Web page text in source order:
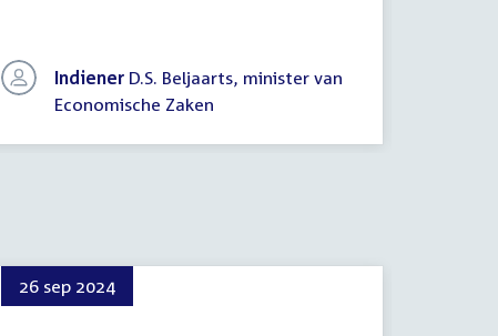
Indiener D.S. Beljaarts, minister van
Economische Zaken
26 sep 2024